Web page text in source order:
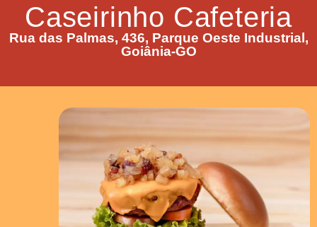
Caseirinho Cafeteria
Rua das Palmas, 436, Parque Oeste Industrial,
Goiânia-GO